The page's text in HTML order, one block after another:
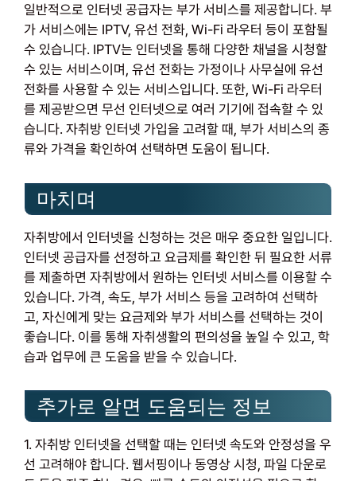
일반적으로 인터넷 공급자는 부가 서비스를 제공합니다. 부
가 서비스에는 IPTV, 유선 전화, Wi-Fi 라우터 등이 포함될
수 있습니다. IPTV는 인터넷을 통해 다양한 채널을 시청할
수 있는 서비스이며, 유선 전화는 가정이나 사무실에 유선
전화를 사용할 수 있는 서비스입니다. 또한, Wi-Fi 라우터
를 제공받으면 무선 인터넷으로 여러 기기에 접속할 수 있
습니다. 자취방 인터넷 가입을 고려할 때, 부가 서비스의 종
류와 가격을 확인하여 선택하면 도움이 됩니다.
마치며
자취방에서 인터넷을 신청하는 것은 매우 중요한 일입니다.
인터넷 공급자를 선정하고 요금제를 확인한 뒤 필요한 서류
를 제출하면 자취방에서 원하는 인터넷 서비스를 이용할 수
있습니다. 가격, 속도, 부가 서비스 등을 고려하여 선택하
고, 자신에게 맞는 요금제와 부가 서비스를 선택하는 것이
좋습니다. 이를 통해 자취생활의 편의성을 높일 수 있고, 학
습과 업무에 큰 도움을 받을 수 있습니다.
추가로 알면 도움되는 정보
1. 자취방 인터넷을 선택할 때는 인터넷 속도와 안정성을 우
선 고려해야 합니다. 웹서핑이나 동영상 시청, 파일 다운로